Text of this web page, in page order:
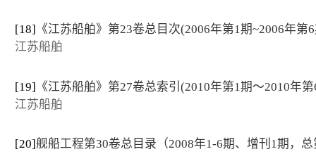
[18] 《江苏船舶》第23卷总目次(2006年第1期~2006年第
江苏船舶
[19] 《江苏船舶》第27卷总索引(2010年第1期～2010年
江苏船舶
[20]舰船工程第30卷总目录（2008年1-6期、增刊1期，总